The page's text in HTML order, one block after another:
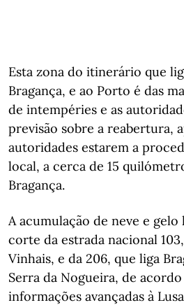
Esta zona do itinerário que
Bragança, e ao Porto é das
de intempéries e as
previsão sobre a reabertura,
autoridades estarem a
local, a cerca de 15
Bragança.
A acumulação de neve e gelo
corte da estrada nacional
Vinhais, e da 206, que liga
Serra da Nogueira, de
informações avançadas à